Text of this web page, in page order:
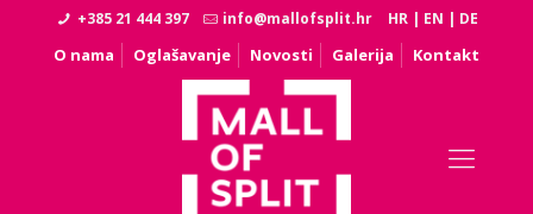
+385 21 444 397 info@mallofsplit.hr HR | EN | DE
O nama Oglašavanje Novosti Galerija Kontakt